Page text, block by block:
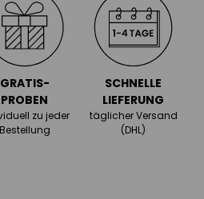
GRATIS-
PROBEN
zu jeder
Bestellung
SCHNELLE
LIEFERUNG
täglicher Versand
(DHL)